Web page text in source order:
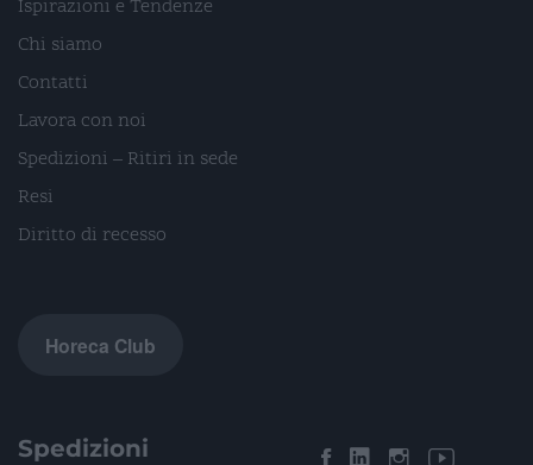
Ispirazioni e Tendenze
Chi siamo
Contatti
Lavora con noi
Spedizioni – Ritiri in sede
Resi
Diritto di recesso
Horeca Club
Spedizioni